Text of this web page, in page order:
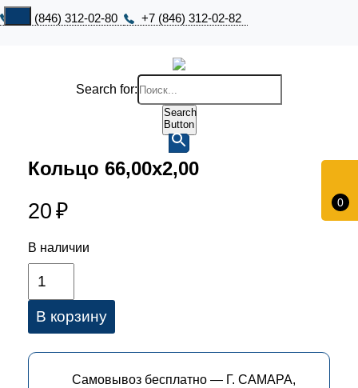
+7 (846) 312-02-80 +7 (846) 312-02-82
0
Search for:
Search
Button
Кольцо 66,00х2,00
20 ₽
В наличии
В корзину
Самовывоз бесплатно — Г. САМАРА,